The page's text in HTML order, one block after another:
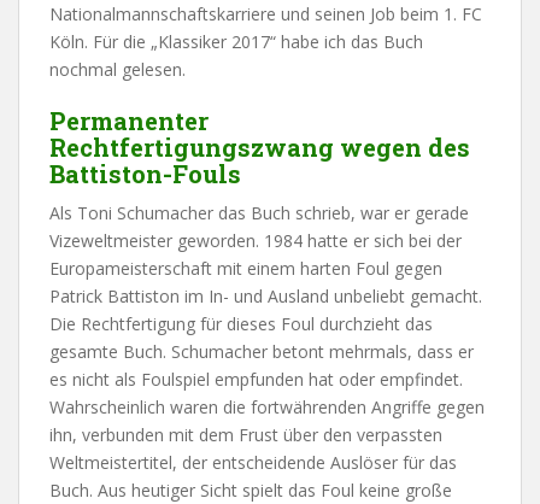
Nationalmannschaftskarriere und seinen Job beim 1. FC
Köln. Für die „Klassiker 2017“ habe ich das Buch
nochmal gelesen.
Permanenter
Rechtfertigungszwang wegen des
Battiston-Fouls
Als Toni Schumacher das Buch schrieb, war er gerade
Vizeweltmeister geworden. 1984 hatte er sich bei der
Europameisterschaft mit einem harten Foul gegen
Patrick Battiston im In- und Ausland unbeliebt gemacht.
Die Rechtfertigung für dieses Foul durchzieht das
gesamte Buch. Schumacher betont mehrmals, dass er
es nicht als Foulspiel empfunden hat oder empfindet.
Wahrscheinlich waren die fortwährenden Angriffe gegen
ihn, verbunden mit dem Frust über den verpassten
Weltmeistertitel, der entscheidende Auslöser für das
Buch. Aus heutiger Sicht spielt das Foul keine große